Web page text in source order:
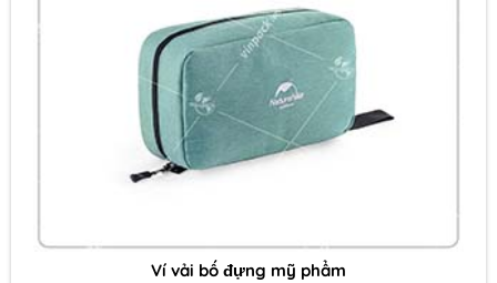
Ví vải bố đựng mỹ phẩm